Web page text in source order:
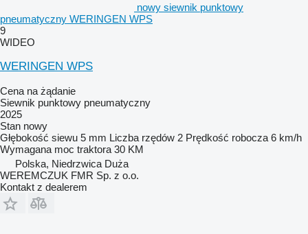
nowy siewnik punktowy
pneumatyczny WERINGEN WPS
9
WIDEO
WERINGEN WPS
Cena na żądanie
Siewnik punktowy pneumatyczny
2025
Stan nowy
Głębokość siewu 5 mm Liczba rzędów 2 Prędkość robocza 6 km/h
Wymagana moc traktora 30 KM
Polska, Niedrzwica Duża
WEREMCZUK FMR Sp. z o.o.
Kontakt z dealerem